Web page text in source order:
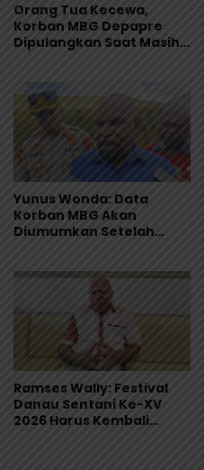
Orang Tua Kecewa,
Korban MBG Depapre
Dipulangkan Saat Masih
Yunus Wonda: Data
Korban MBG Akan
Diumumkan Setelah
Ramses Wally: Festival
Danau Sentani Ke-XV
2026 Harus Kembali